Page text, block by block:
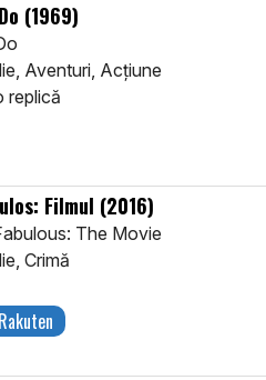
(1969)
Aventuri, Acţiune
replică
Filmul (2016)
The Movie
Crimă
Rakuten